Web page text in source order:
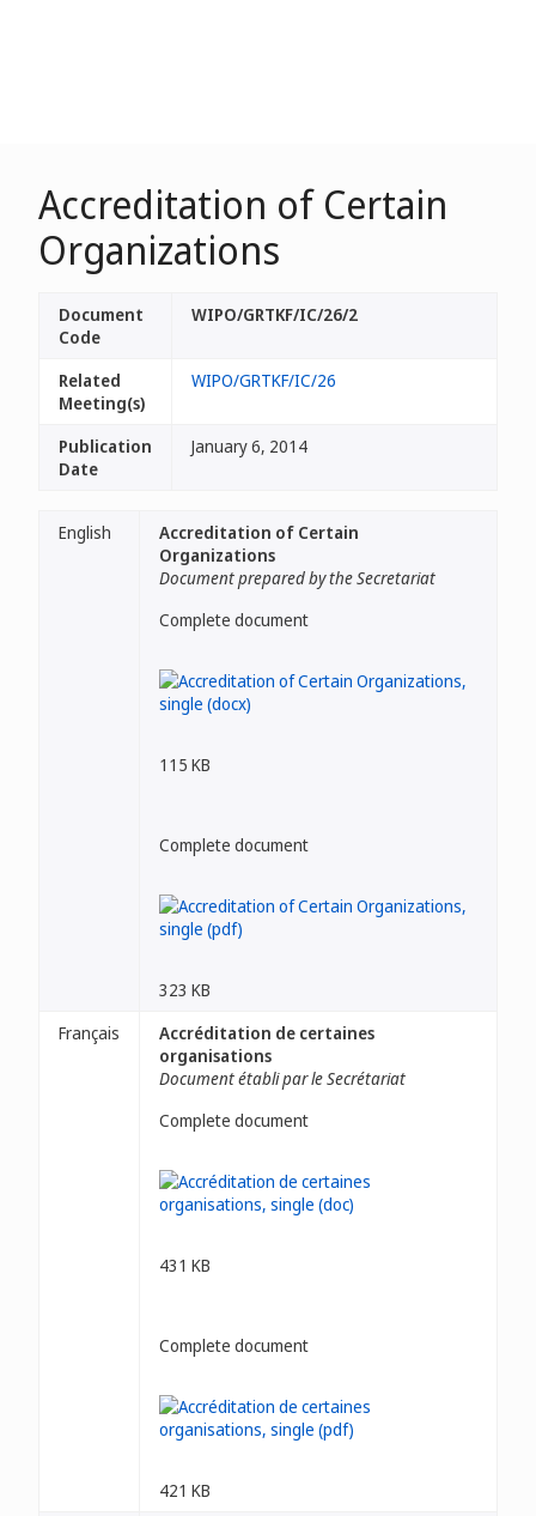
Accreditation of Certain
Organizations
Document
Code
WIPO/GRTKF/IC/26/2
Related
Meeting(s)
WIPO/GRTKF/IC/26
Publication
Date
January 6, 2014
English
Accreditation of Certain
Organizations
Document prepared by the Secretariat
Complete document
115 KB
Complete document
323 KB
Français
Accréditation de certaines
organisations
Document établi par le Secrétariat
Complete document
431 KB
Complete document
421 KB